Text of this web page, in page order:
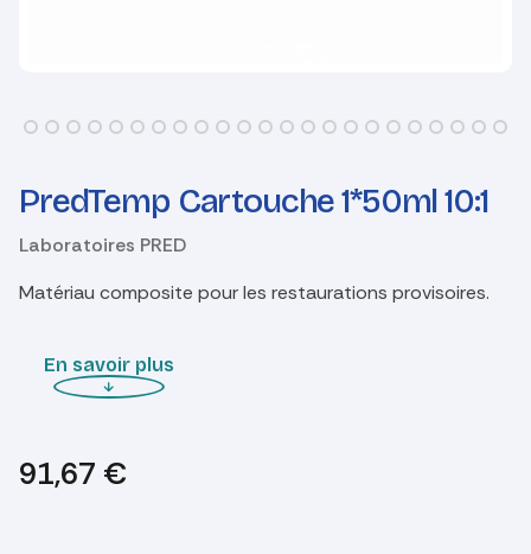
PredTemp Cartouche 1*50ml 10:1
Laboratoires PRED
Matériau composite pour les restaurations provisoires.
En savoir plus
91,67 €